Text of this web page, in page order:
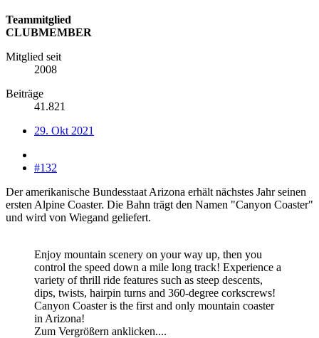
Teammitglied
CLUBMEMBER
Mitglied seit
2008
Beiträge
41.821
29. Okt 2021
#132
Der amerikanische Bundesstaat Arizona erhält nächstes Jahr seinen
ersten Alpine Coaster. Die Bahn trägt den Namen "Canyon Coaster"
und wird von Wiegand geliefert.
Enjoy mountain scenery on your way up, then you
control the speed down a mile long track! Experience a
variety of thrill ride features such as steep descents,
dips, twists, hairpin turns and 360-degree corkscrews!
Canyon Coaster is the first and only mountain coaster
in Arizona!
Zum Vergrößern anklicken....